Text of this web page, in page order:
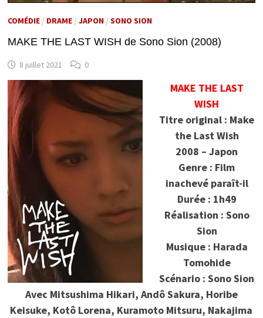
COMÉDIE/ DRAME/ JAPON/ SONO SION
MAKE THE LAST WISH de Sono Sion (2008)
8 juillet 2021 0
MAKE THE LAST
WISH
Titre original : Make
the Last Wish
2008 – Japon
Genre : Film
inachevé paraît-il
Durée : 1h49
Réalisation : Sono
Sion
Musique : Harada
Tomohide
Scénario : Sono Sion
Avec Mitsushima Hikari, Andô Sakura, Horibe
Keisuke, Kotô Lorena, Kuramoto Mitsuru, Nakajima